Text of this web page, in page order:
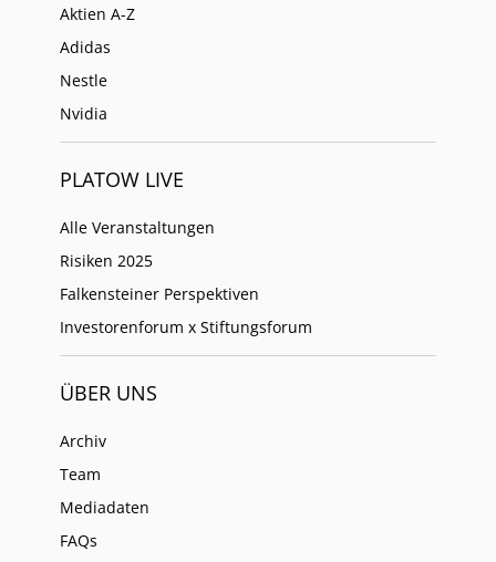
Aktien A-Z
Adidas
Nestle
Nvidia
PLATOW LIVE
Alle Veranstaltungen
Risiken 2025
Falkensteiner Perspektiven
Investorenforum x Stiftungsforum
ÜBER UNS
Archiv
Team
Mediadaten
FAQs